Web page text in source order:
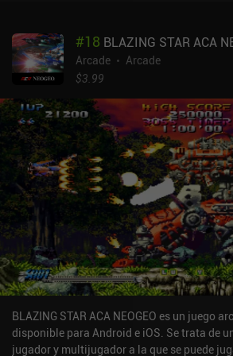
sensación es fantástica.Además del modo
un modo de carrera individual en el que
conseguir puntos, un modo de patinaje
jugadores.El estilo artístico de baja
perfección con la jugabilidad, y el juego
cantidad de opciones de personalización
nuestro personaje, incluidos varios colores
accesorios. Desbloqueamos estos objetos
que ganamos jugando.Perfect Grind es un
versión de prueba gratuita que incluye
de 2,99 $ los elimina y desbloquea el juego
editor de niveles, más desafíos, nuevos
personajes y opciones de personalización
que le faltan más mapas y desafíos, es con
juego de patinaje al que he jugado en móvil
#18 BLAZING STAR ACA
Arcade
Arcade
$3.99
BLAZING STAR ACA NEOGEO es un juego
disponible para Android e iOS. Se trata de
jugador y multijugador a la que se puede